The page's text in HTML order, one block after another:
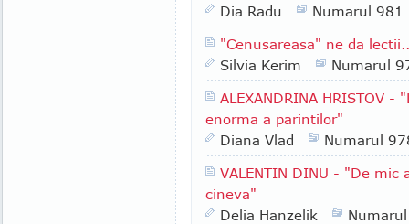
Dia Radu
Numarul 981
"Cenusareasa" ne da
Silvia Kerim
Numarul
ALEXANDRINA HRISTOV
enorma a parintilor"
Diana Vlad
Numarul
VALENTIN DINU - "De
cineva"
Delia Hanzelik